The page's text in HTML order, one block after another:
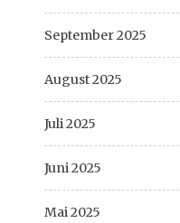
September 2025
August 2025
Juli 2025
Juni 2025
Mai 2025